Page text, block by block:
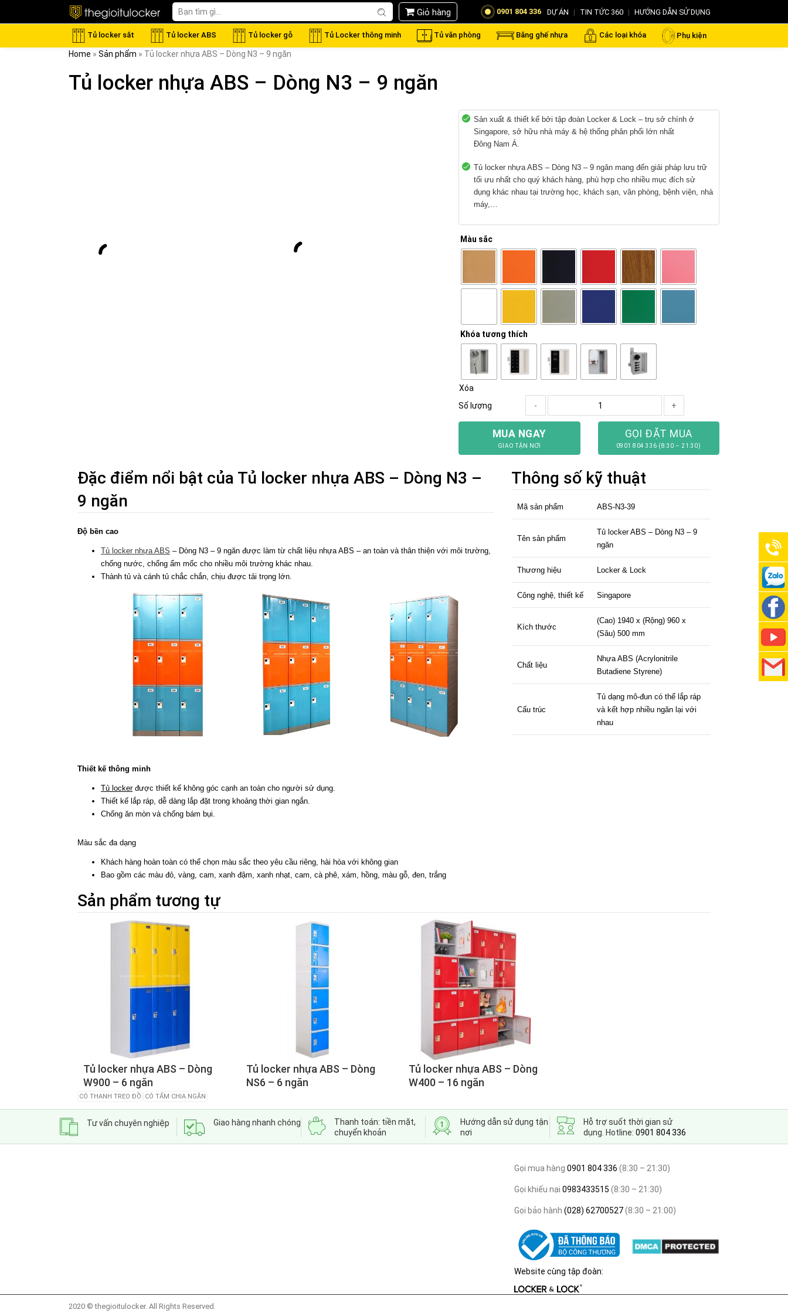
Giỏ hàng 0901 804 336 DỰ ÁN | TIN TỨC 360 | HƯỚNG DẪN SỬ DỤNG
Tủ locker sắt Tủ locker ABS Tủ locker gỗ Tủ Locker thông minh Tủ văn phòng Băng ghế nhựa Các loại khóa Phụ kiện
Home » Sản phẩm » Tủ locker nhựa ABS – Dòng N3 – 9 ngăn
Tủ locker nhựa ABS – Dòng N3 – 9 ngăn
Sản xuất & thiết kế bởi tập đoàn Locker & Lock – trụ sở chính ở
Singapore, sở hữu nhà máy & hệ thống phân phối lớn nhất
Đông Nam Á.
Tủ locker nhựa ABS – Dòng N3 – 9 ngăn mang đến giải pháp lưu trữ
tối ưu nhất cho quý khách hàng, phù hợp cho nhiều mục đích sử
dụng khác nhau tại trường học, khách sạn, văn phòng, bệnh viện, nhà
máy,…
Màu sắc
Khóa tương thích
Xóa
Số lượng
- +
MUA NGAY
GIAO TẬN NƠI
GỌI ĐẶT MUA
0901 804 336 (8:30 – 21:30)
Đặc điểm nổi bật của Tủ locker nhựa ABS – Dòng N3 –
9 ngăn
Độ bền cao
Tủ locker nhựa ABS – Dòng N3 – 9 ngăn được làm từ chất liệu nhựa ABS – an toàn và thân thiện với môi trường,
chống nước, chống ẩm mốc cho nhiều môi trường khác nhau.
Thành tủ và cánh tủ chắc chắn, chịu được tải trọng lớn.
Thiết kế thông minh
Tủ lockerđược thiết kế không góc cạnh an toàn cho người sử dụng.
Thiết kế lắp ráp, dễ dàng lắp đặt trong khoảng thời gian ngắn.
Chống ăn mòn và chống bám bụi.
Màu sắc đa dạng
Khách hàng hoàn toàn có thể chọn màu sắc theo yêu cầu riêng, hài hòa với không gian
Bao gồm các màu đỏ, vàng, cam, xanh đậm, xanh nhạt, cam, cà phê, xám, hồng, màu gỗ, đen, trắng
Thông số kỹ thuật
Mã sản phẩm ABS-N3-39
Tên sản phẩm
Tủ locker ABS – Dòng N3 – 9
ngăn
Thương hiệu Locker & Lock
Công nghệ, thiết kế Singapore
Kích thước
(Cao) 1940 x (Rộng) 960 x
(Sâu) 500 mm
Chất liệu
Nhựa ABS (Acrylonitrile
Butadiene Styrene)
Cấu trúc
Tủ dạng mô-đun có thể lắp ráp
và kết hợp nhiều ngăn lại với
nhau
Sản phẩm tương tự
Tủ locker nhựa ABS – Dòng
W900 – 6 ngăn
CÓ THANH TREO ĐỒ CÓ TẤM CHIA NGĂN
Tủ locker nhựa ABS – Dòng
NS6 – 6 ngăn
Tủ locker nhựa ABS – Dòng
W400 – 16 ngăn
Tư vấn chuyên nghiệp Giao hàng nhanh chóng
Thanh toán: tiền mặt,
chuyển khoản
Hướng dẫn sử dụng tận
nơi
Hỗ trợ suốt thời gian sử
dụng. Hotline: 0901 804 336
Gọi mua hàng 0901 804 336 (8:30 – 21:30)
Gọi khiếu nại 0983433515 (8:30 – 21:30)
Gọi bảo hành (028) 62700527(8:30 – 21:00)
Website cùng tập đoàn:
2020 © thegioitulocker. All Rights Reserved.
0901
804
336
0901
804
336
Thế
Giới Tủ
Thế